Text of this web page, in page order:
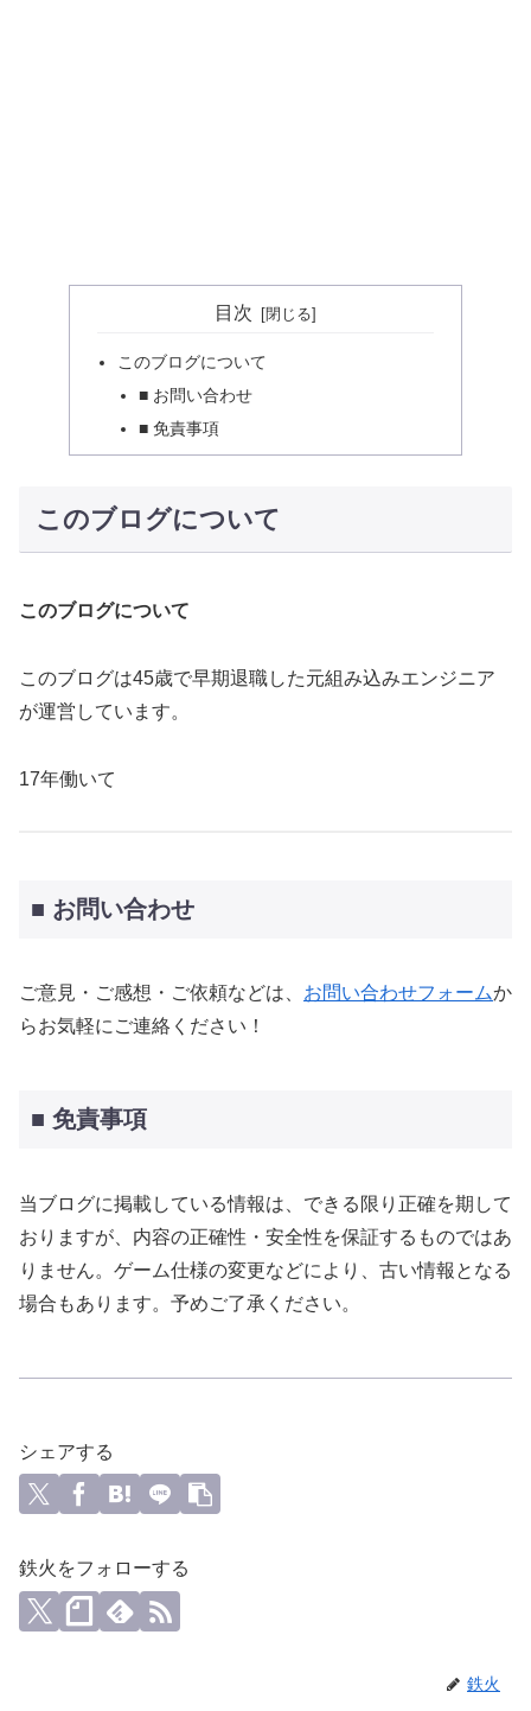
目次
このブログについて
■ お問い合わせ
■ 免責事項
このブログについて
このブログについて
このブログは45歳で早期退職した元組み込みエンジニア
が運営しています。
17年働いて
■ お問い合わせ
ご意見・ご感想・ご依頼などは、 お問い合わせフォームか
らお気軽にご連絡ください！
■ 免責事項
当ブログに掲載している情報は、できる限り正確を期して
おりますが、内容の正確性・安全性を保証するものではあ
りません。ゲーム仕様の変更などにより、古い情報となる
場合もあります。予めご了承ください。
シェアする
鉄火をフォローする
鉄火